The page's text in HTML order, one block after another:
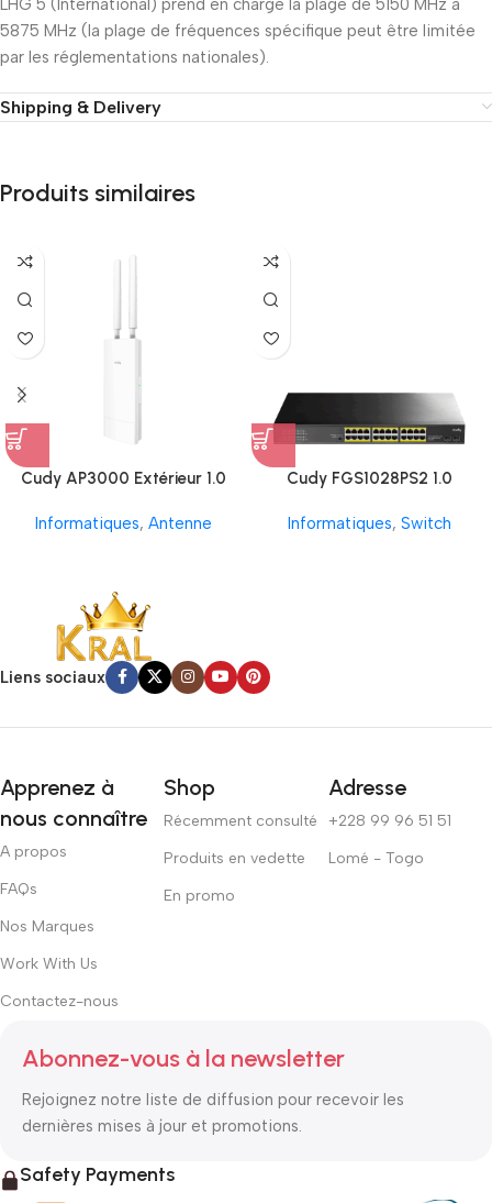
LHG 5 (International) prend en charge la plage de 5150 MHz à
5875 MHz (la plage de fréquences spécifique peut être limitée
par les réglementations nationales).
Shipping & Delivery
Produits similaires
Cudy AP3000 Extérieur 1.0
Informatiques, Antenne
Cudy FGS1028PS2 1.0
Informatiques, Switch
Liens sociaux
Apprenez à
nous connaître
A propos
FAQs
Nos Marques
Work With Us
Contactez-nous
Shop
Récemment consulté
Produits en vedette
En promo
Adresse
+228 99 96 51 51
Lomé - Togo
Abonnez-vous à la newsletter
Rejoignez notre liste de diffusion pour recevoir les
dernières mises à jour et promotions.
Safety Payments